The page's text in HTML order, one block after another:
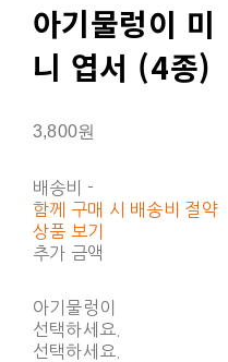
아기물렁이 미
니 엽서 (4종)
3,800원
배송비 -
함께 구매 시 배송비 절약
상품 보기
추가 금액
아기물렁이
선택하세요.
선택하세요.